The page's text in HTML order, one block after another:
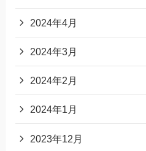
2024年4月
2024年3月
2024年2月
2024年1月
2023年12月